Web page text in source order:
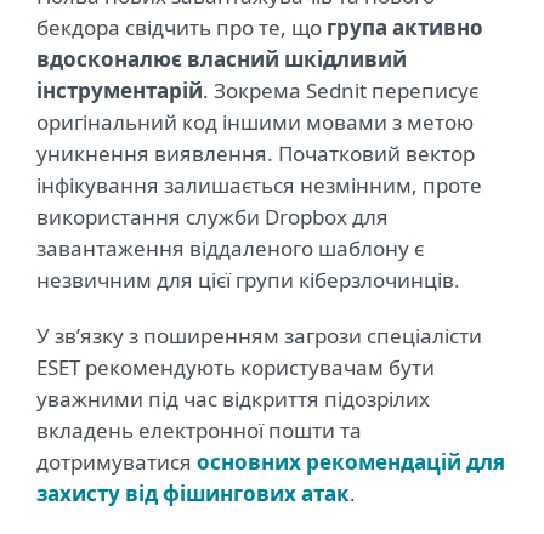
бекдора свідчить про те, що група активно
вдосконалює власний шкідливий
інструментарій. Зокрема Sednit переписує
оригінальний код іншими мовами з метою
уникнення виявлення. Початковий вектор
інфікування залишається незмінним, проте
використання служби Dropbox для
завантаження віддаленого шаблону є
незвичним для цієї групи кіберзлочинців.
У зв’язку з поширенням загрози спеціалісти
ESET рекомендують користувачам бути
уважними під час відкриття підозрілих
вкладень електронної пошти та
дотримуватися основних рекомендацій для
захисту від фішингових атак.